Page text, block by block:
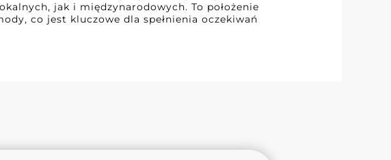
jak i międzynarodowych. To położenie
co jest kluczowe dla spełnienia oczekiwań